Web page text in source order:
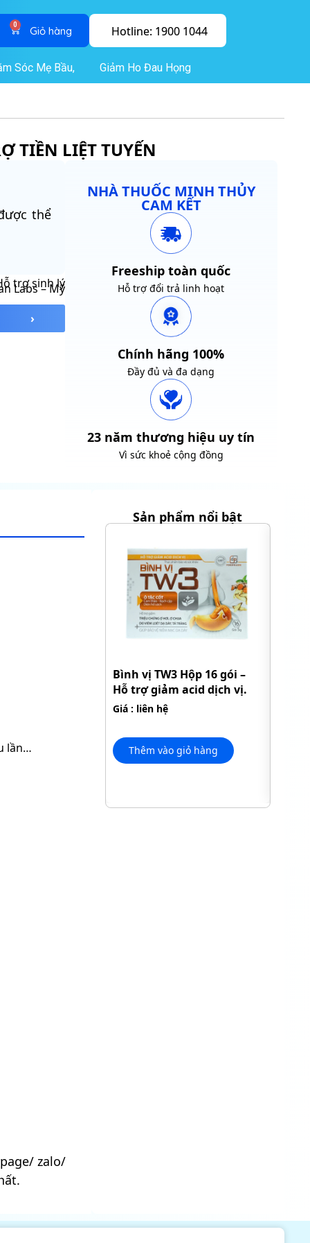
0 Hotline: 1900 1044
Sóc Mẹ Bầu, Giảm Ho Đau Họng
TIỀN LIỆT TUYẾN
thể
trợ sinh lý
Labs – Mỹ
NHÀ THUỐC MINH THỦY
CAM KẾT
Freeship toàn quốc
Hỗ trợ đổi trả linh hoạt
Chính hãng 100%
Đầy đủ và đa dạng
23 năm thương hiệu uy tín
Vì sức khoẻ cộng đồng
lần…
zalo/
Sản phẩm nổi bật
Bình vị TW3 Hộp 16 gói –
Hỗ trợ giảm acid dịch vị.
Giá : liên hệ
Thêm vào giỏ hàng